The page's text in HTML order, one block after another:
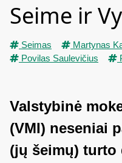
Seime ir
Seimas Martynas
Povilas Saulevičius
Valstybinė
(VMI) neseniai
(jų šeimų) turto